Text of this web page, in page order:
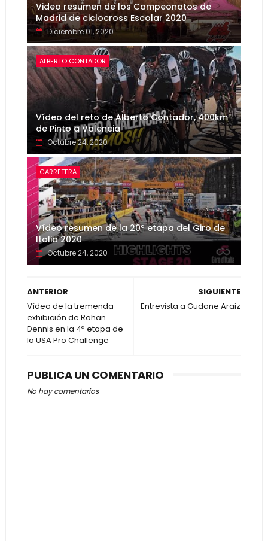
Video resumen de los Campeonatos de
Madrid de ciclocross Escolar 2020
Diciembre 01, 2020
ALBERTO CONTADOR
Vídeo del reto de Alberto Contador, 400km
de Pinto a Valencia
Octubre 24, 2020
CARRETERA
Vídeo resumen de la 20ª etapa del Giro de
Italia 2020
Octubre 24, 2020
SIGUIENTE
Entrevista a Gudane Araiz
ANTERIOR
Vídeo de la tremenda
exhibición de Rohan
Dennis en la 4ª etapa de
la USA Pro Challenge
PUBLICA UN COMENTARIO
No hay comentarios